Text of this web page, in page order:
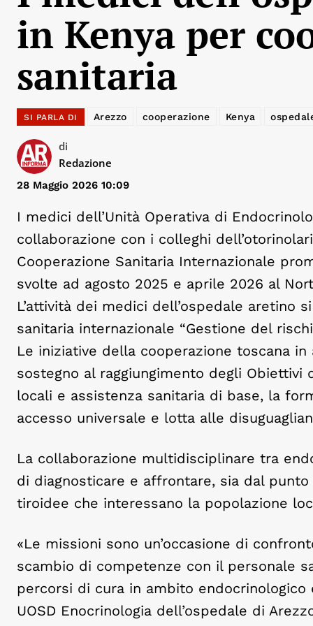
in Kenya per
sanitaria
SI PARLA DI Arezzo cooperazione Kenya
di
Redazione
28 Maggio 2026 10:09
I medici dell’Unità Operativa di
collaborazione con i colleghi
Cooperazione Sanitaria Internazionale
svolte ad agosto 2025 e aprile 2026 al
L’attività dei medici dell’ospedale aretino
sanitaria internazionale “Gestione del
Le iniziative della cooperazione toscana
sostegno al raggiungimento degli
locali e assistenza sanitaria di base, la
accesso universale e lotta alle
La collaborazione multidisciplinare tra
di diagnosticare e affrontare, sia dal
tiroidee che interessano la popolazione
«Le missioni sono un’occasione di
scambio di competenze con il personale
percorsi di cura in ambito
UOSD Enocrinologia dell’ospedale di